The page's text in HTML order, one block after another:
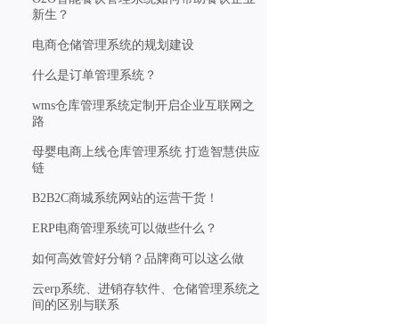
新生？
电商仓储管理系统的规划建设
什么是订单管理系统？
wms仓库管理系统定制开启企业互联网之
路
母婴电商上线仓库管理系统 打造智慧供应
链
B2B2C商城系统网站的运营干货！
ERP电商管理系统可以做些什么？
如何高效管好分销？品牌商可以这么做
云erp系统、进销存软件、仓储管理系统之
间的区别与联系